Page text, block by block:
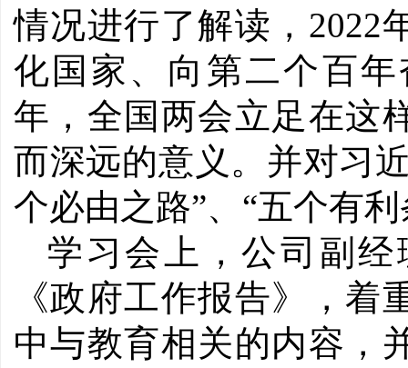
情况进行了解读，2022
化国家、向第二个百
年，全国两会立足在这
而深远的意义。并对习
个必由之路”、“五个有
学习会上，公司副经
《政府工作报告》，
中与教育相关的内容，